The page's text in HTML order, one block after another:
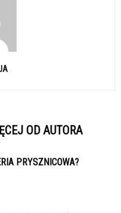
OD AUTORA
PRYSZNICOWA?